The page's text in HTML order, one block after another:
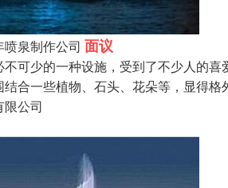
泉制作公司 面议
可少的一种设施，受到了不少人的
合一些植物、石头、花朵等，显得
公司